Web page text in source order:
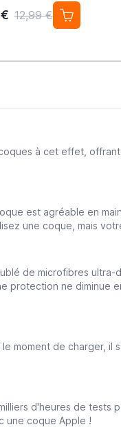
12,99 €
à cet effet,
est agréable en
une coque, mais
de microfibres
protection ne diminue
moment de charger,
d'heures de tests
une coque Apple !